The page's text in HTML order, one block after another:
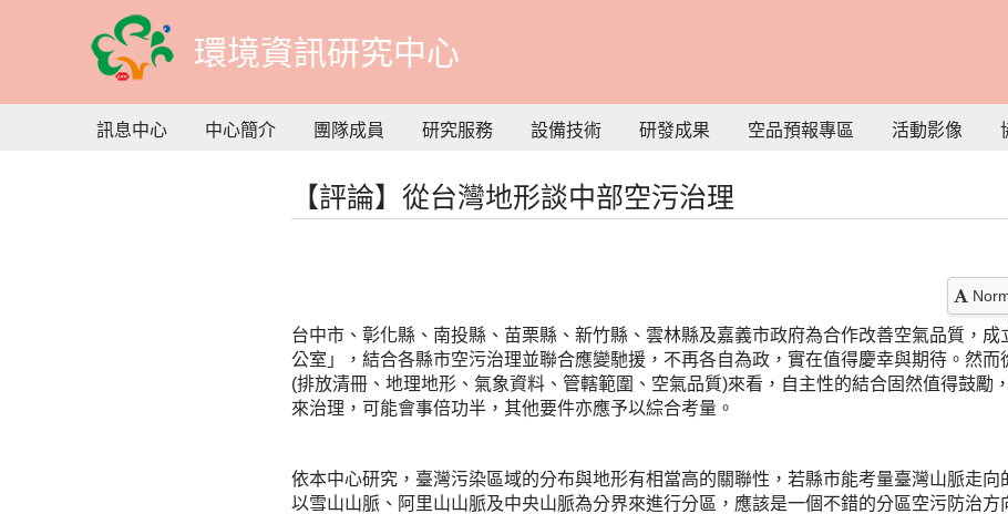
主
要
內
容
環境資訊研究中心
訊息中心 中心簡介 團隊成員 研究服務 設備技術 研發成果 空品預報專區 活動影像
【評論】從台灣地形談中部空污治理
台中市、彰化縣、南投縣、苗栗縣、新竹縣、雲林縣及嘉義市政府為合作改善空氣品質，成
公室」，結合各縣市空污治理並聯合應變馳援，不再各自為政，實在值得慶幸與期待。然而
(排放清冊、地理地形、氣象資料、管轄範圍、空氣品質)來看，自主性的結合固然值得鼓勵
來治理，可能會事倍功半，其他要件亦應予以綜合考量。
依本中心研究，臺灣污染區域的分布與地形有相當高的關聯性，若縣市能考量臺灣山脈走向
以雪山山脈、阿里山山脈及中央山脈為分界來進行分區，應該是一個不錯的分區空污防治方